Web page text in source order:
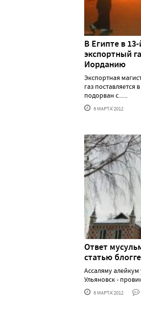
В Египте в
экспортный
Иорданию
Экспортная
газ
подорван с......
6 МАРТА'2012
Ответ
статью
Ассаляму алейкум
Ульяновск -
6 МАРТА'2012